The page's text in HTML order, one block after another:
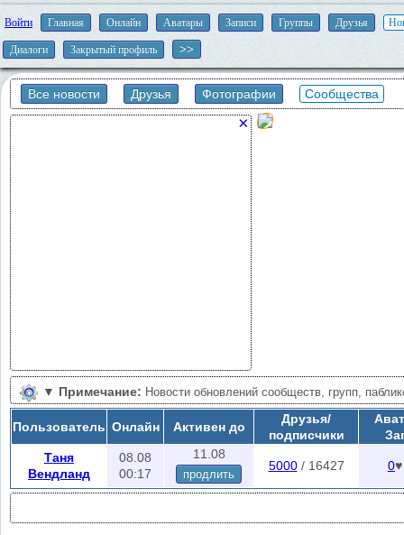
Войти Главная Онлайн Аватары Записи Группы Друзья
Диалоги Закрытый профиль
Все новости Друзья Фотографии Сообщества
×
▼ Примечание: Новости обновлений сообществ, групп,
при заходе на эту страничку.
Скрытые группы находятся в автоматическом режиме или в меню
поиска скрытых сообществ.
Пользователь Онлайн Активен до
Друзья/
подписчики
Таня
Вендланд
08.08
00:17
11.08
продлить
5000/ 16427 0